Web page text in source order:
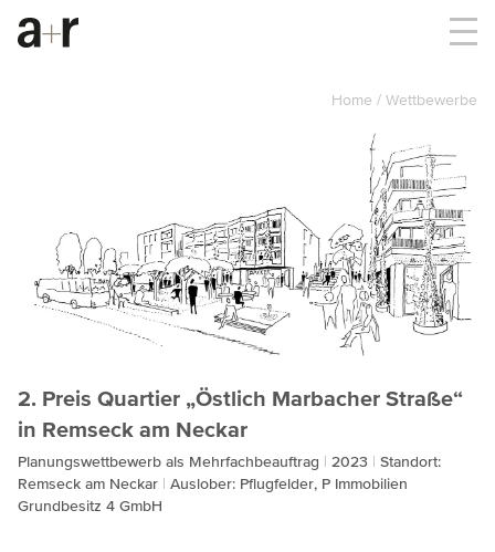
Home Wettbewerbe
2. Preis Quartier „Östlich Marbacher Straße“
in Remseck am Neckar
Planungswettbewerb als Mehrfachbeauftrag 2023
Standort:
Remseck am Neckar
Auslober: Pflugfelder, P Immobilien
Grundbesitz 4 GmbH